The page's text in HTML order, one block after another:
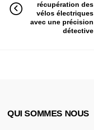
récupération des
vélos électriques
avec une précision
détective
QUI SOMMES NOUS